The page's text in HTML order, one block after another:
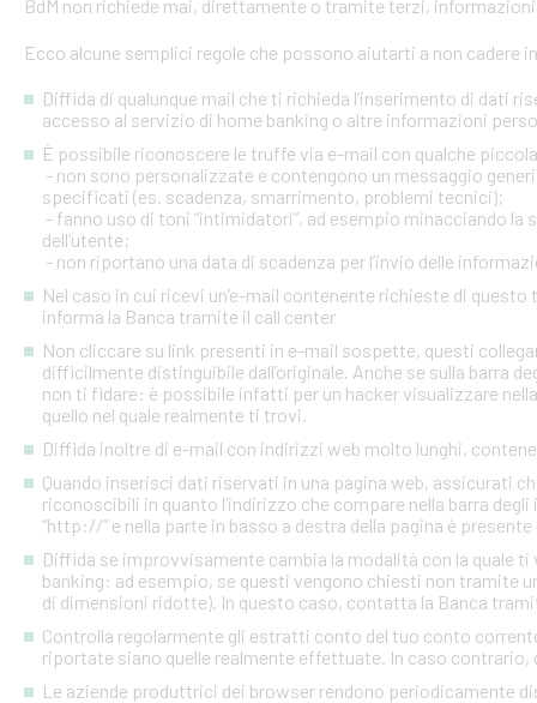
BdM non richiede mai, direttamente o tramite terzi,
Ecco alcune semplici regole che possono aiutarti a non cadere
Diffida di qualunque mail che ti richieda l’inserimento di dati
accesso al servizio di home banking o altre informazioni
È possibile riconoscere le truffe via e-mail con qualche
- non sono personalizzate e contengono un messaggio
specificati (es. scadenza, smarrimento, problemi tecnici);
- fanno uso di toni “intimidatori”, ad esempio minacciando
dell’utente;
- non riportano una data di scadenza per l’invio delle
Nel caso in cui ricevi un’e-mail contenente richieste di
informa la Banca tramite il call center
Non cliccare su link presenti in e-mail sospette, questi
difficilmente distinguibile dall’originale. Anche se sulla barra
non ti fidare: è possibile infatti per un hacker visualizzare
quello nel quale realmente ti trovi.
Diffida inoltre di e-mail con indirizzi web molto lunghi,
Quando inserisci dati riservati in una pagina web, assicurati
riconoscibili in quanto l’indirizzo che compare nella barra
“http://” e nella parte in basso a destra della pagina è
Diffida se improvvisamente cambia la modalità con la quale
banking: ad esempio, se questi vengono chiesti non tramite
di dimensioni ridotte). In questo caso, contatta la Banca
Controlla regolarmente gli estratti conto del tuo conto
riportate siano quelle realmente effettuate. In caso
Le aziende produttrici dei browser rendono periodicamente